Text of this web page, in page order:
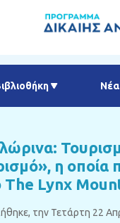
Νέα
η οποία
The Lynx
την Τετάρτη 22